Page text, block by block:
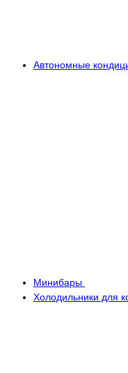
Автономные
Минибары
Холодильники для